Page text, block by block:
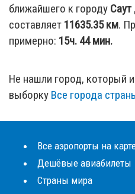
ближайшего к городу
составляет 11635.35км.
примерно: 15ч. 44 мин.
Не нашли город, который
выборку Все города
Все аэропорты на
Дешёвые авиабилеты
Страны мира